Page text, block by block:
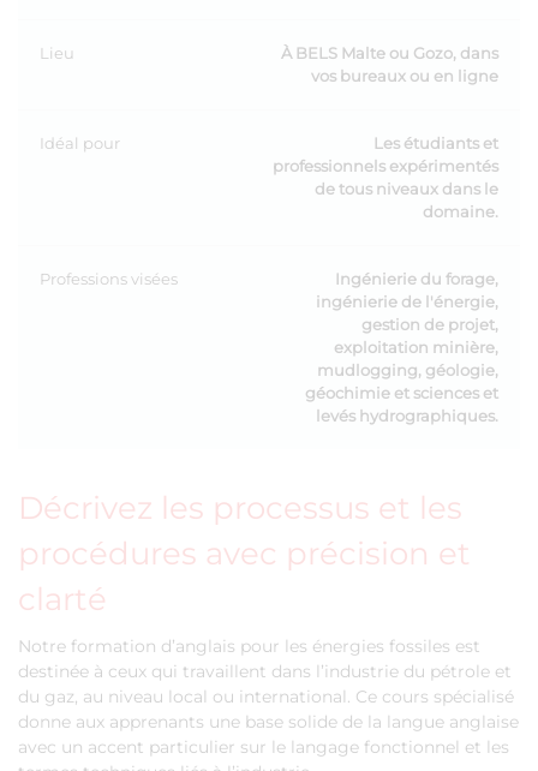
Lieu
À BELS Malte ou Gozo, dans
vos bureaux ou en ligne
Idéal pour
Les étudiants et
professionnels expérimentés
de tous niveaux dans le
domaine.
Professions visées
Ingénierie du forage,
ingénierie de l'énergie,
gestion de projet,
exploitation minière,
mudlogging, géologie,
géochimie et sciences et
levés hydrographiques.
Décrivez les processus et les
procédures avec précision et
clarté
Notre formation d’anglais pour les énergies fossiles est
destinée à ceux qui travaillent dans l’industrie du pétrole et
du gaz, au niveau local ou international. Ce cours spécialisé
donne aux apprenants une base solide de la langue anglaise
avec un accent particulier sur le langage fonctionnel et les